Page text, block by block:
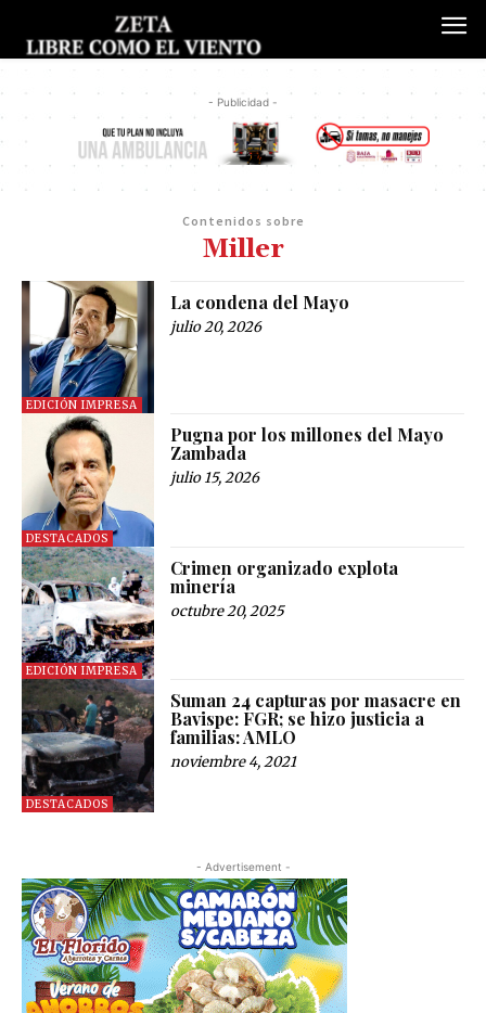
- Publicidad -
Contenidos sobre
Miller
EDICIÓN IMPRESA
La condena del Mayo
julio 20, 2026
DESTACADOS
Pugna por los millones del Mayo
Zambada
julio 15, 2026
EDICIÓN IMPRESA
Crimen organizado explota
minería
octubre 20, 2025
DESTACADOS
Suman 24 capturas por masacre en
Bavispe: FGR; se hizo justicia a
familias: AMLO
noviembre 4, 2021
- Advertisement -